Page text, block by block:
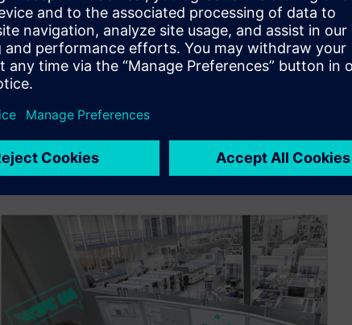
Primenite koncepte industrijske bezbednosti i
dijagnostiku da biste zaštitili imovinu i održali visoku
dostupnost u OT mrežama.